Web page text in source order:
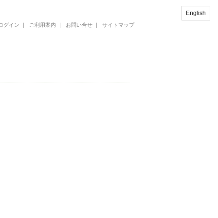
グイン ｜ ご利用案内 ｜ お問い合せ ｜ サイトマップ
English